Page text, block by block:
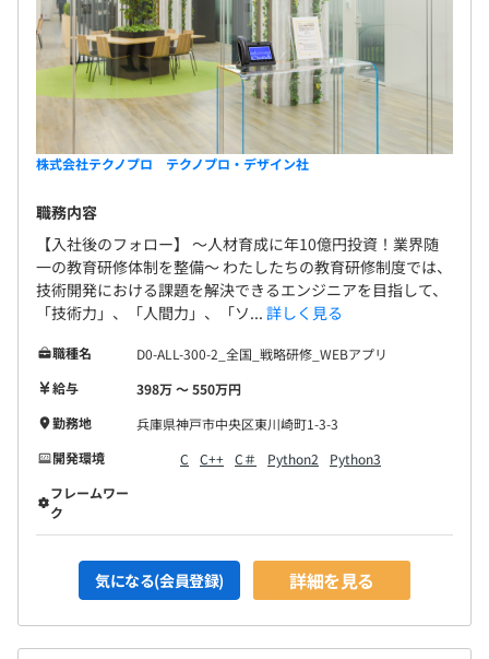
株式会社テクノプロ テクノプロ・デザイン社
職務内容
【入社後のフォロー】 〜人材育成に年10億円投資！業界随
一の教育研修体制を整備〜 わたしたちの教育研修制度では、
技術開発における課題を解決できるエンジニアを目指して、
「技術力」、「人間力」、「ソ... 詳しく見る
職種名
D0-ALL-300-2_全国_戦略研修_WEBアプリ
給与
398万 〜 550万円
勤務地
兵庫県神戸市中央区東川崎町1-3-3
開発環境
C C++ C＃ Python2
Python3
フレームワー
ク
気になる(会員登録) 詳細を見る